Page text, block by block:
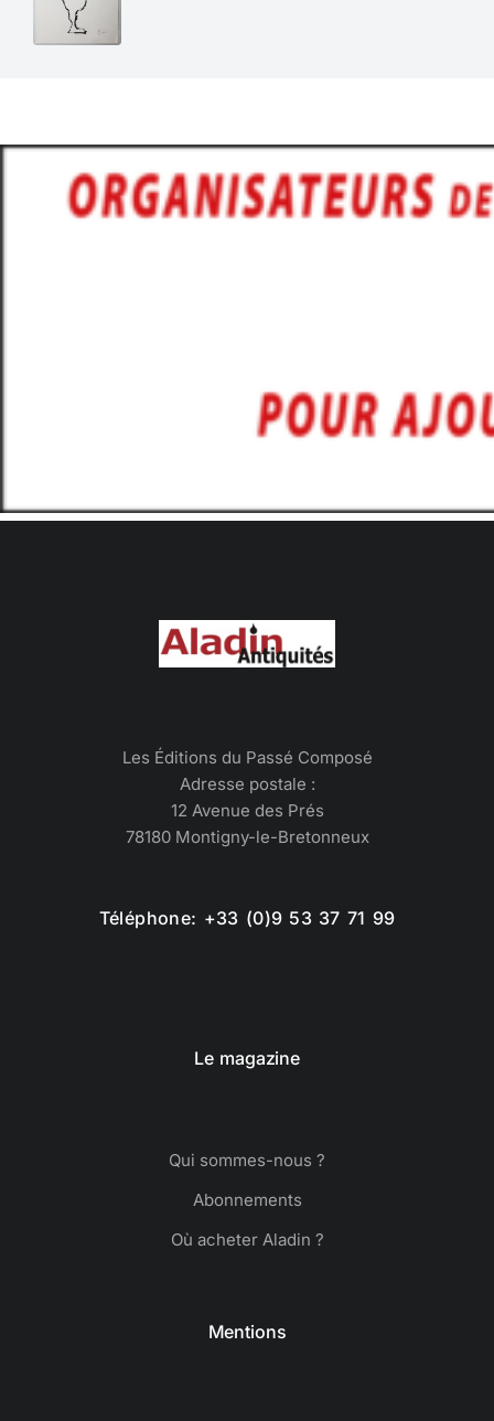
Les Éditions du Passé Composé
Adresse postale :
12 Avenue des Prés
78180 Montigny-le-Bretonneux
Téléphone: +33 (0)9 53 37 71 99
Le magazine
Qui sommes-nous ?
Abonnements
Où acheter Aladin ?
Mentions